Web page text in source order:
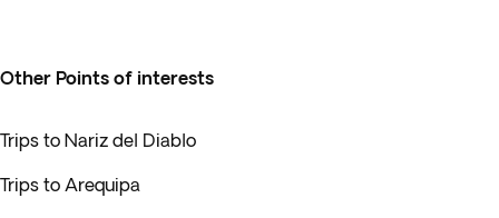
Other Points of interests
Trips to Nariz del Diablo
Trips to Arequipa